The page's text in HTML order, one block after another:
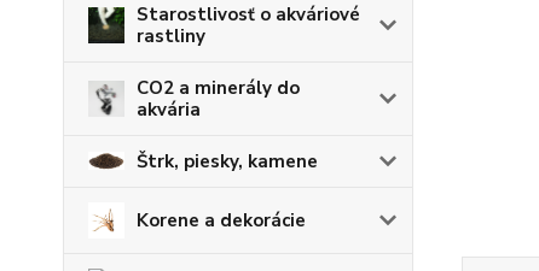
Starostlivosť o akváriové
rastliny
CO2 a minerály do
akvária
Štrk, piesky, kamene
Korene a dekorácie